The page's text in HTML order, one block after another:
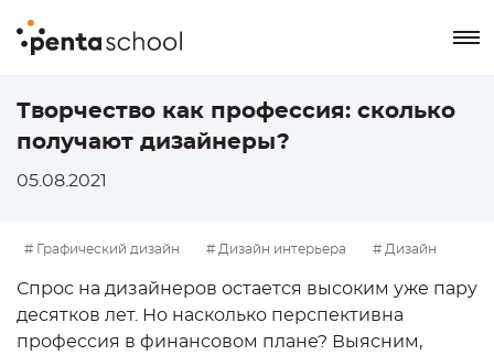
8 800 550-76-72
Заказать звонок
Творчество как профессия: сколько
получают дизайнеры?
05.08.2021
# Графический дизайн # Дизайн интерьера
# Дизайн
эксперта
Спрос на дизайнеров остается высоким уже пару
десятков лет. Но насколько перспективна
профессия в финансовом плане? Выясним,